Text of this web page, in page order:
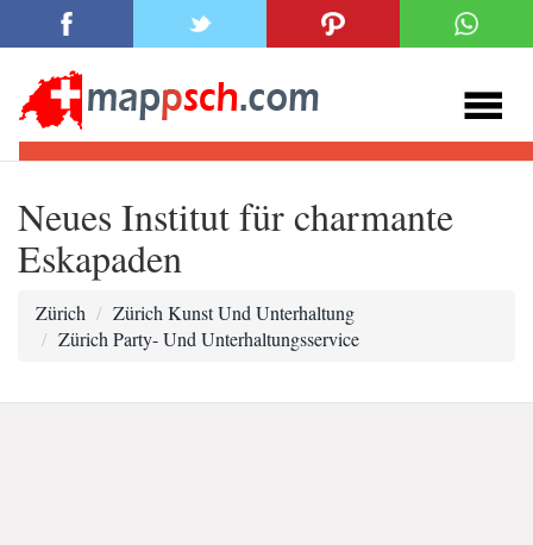
Neues Institut für charmante
Eskapaden
Zürich
Zürich Kunst Und Unterhaltung
Zürich Party- Und Unterhaltungsservice